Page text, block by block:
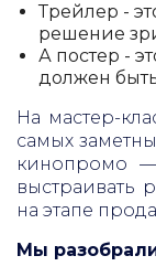
Трейлер -
решение
А постер -
должен
На мастер-
самых
кинопромо —
выстраивать
на этапе
Мы